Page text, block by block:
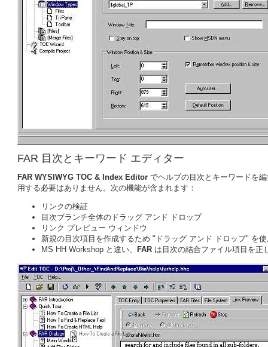
FAR 目次とキーワード エディター
FAR WYSIWYG TOC & Index Editor でヘルプの目次とキーワードを
用する必要はありません。次の機能が含まれます：
リンクの検証
目次ブランチ全体のドラッグ アンド ドロップ
リンク プレビュー ウィンドウ
新規の目次項目を作成するため "ドラッグ アンド ドロップ" を
MS HH Workshop と違い、
FAR は目次の結合ファイル項目を正